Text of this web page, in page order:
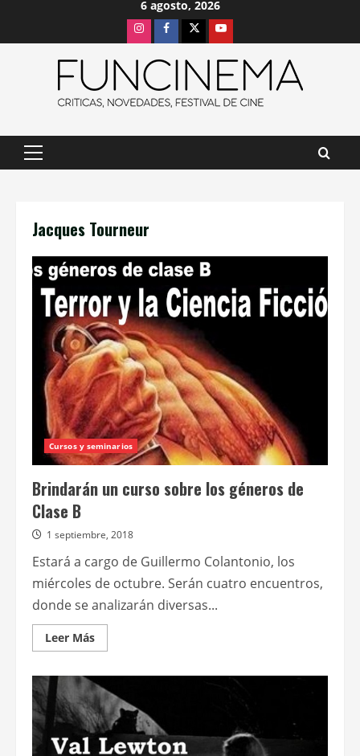
6 agosto, 2026
InstagramFacebook
X Youtube
Menú
Jacques Tourneur
Cursos y seminarios
Brindarán un curso sobre los géneros de
Clase B
1 septiembre, 2018
Estará a cargo de Guillermo Colantonio, los
miércoles de octubre. Serán cuatro encuentros,
donde se analizarán diversas...
Leer MásLeer
más
Brindarán
un
curso
sobre
los
géneros
de